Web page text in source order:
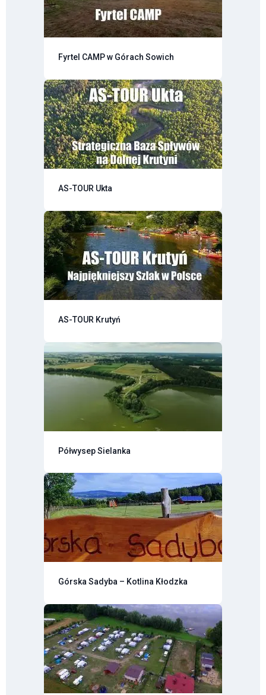
Fyrtel CAMP w Górach Sowich
AS-TOUR Ukta
AS-TOUR Krutyń
Półwysep Sielanka
Górska Sadyba – Kotlina Kłodzka